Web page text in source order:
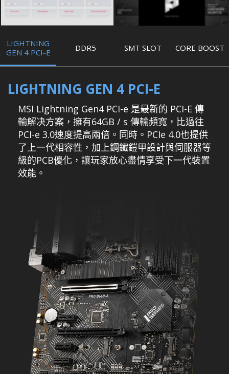
LIGHTNING
GEN 4 PCI-E
DDR5 SMT SLOT CORE BOOST
LIGHTNING GEN 4 PCI-E
MSI Lightning Gen4 PCI-e 是最新的 PCI-E 傳
輸解决方案，擁有64GB / s 傳輸頻寬，比過往
PCI-e 3.0速度提高兩倍。同時。PCIe 4.0也提供
了上一代相容性，加上鋼鐵鎧甲設計與伺服器等
級的PCB優化，讓玩家放心盡情享受下一代裝置
效能。